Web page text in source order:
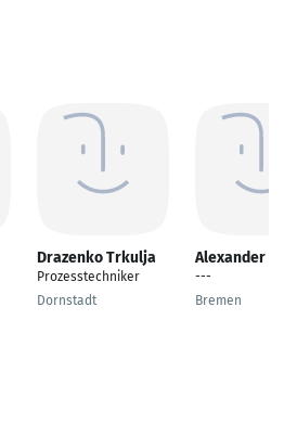
Drazenko Trkulja
Prozesstechniker
Dornstadt
Alexander Mai
---
Bremen